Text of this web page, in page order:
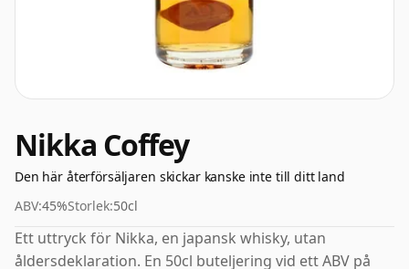
Nikka Coffey
Den här återförsäljaren skickar kanske inte till ditt land
ABV:45%Storlek:50cl
Ett uttryck för Nikka, en japansk whisky, utan
åldersdeklaration. En 50cl buteljering vid ett ABV på